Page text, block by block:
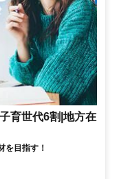
育世代6割|地方在
を目指す！